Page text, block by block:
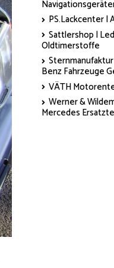
PS.Lackcenter |
Sattlershop |
Oldtimerstoffe
Benz Fahrzeuge
VÄTH
Werner &
Mercedes